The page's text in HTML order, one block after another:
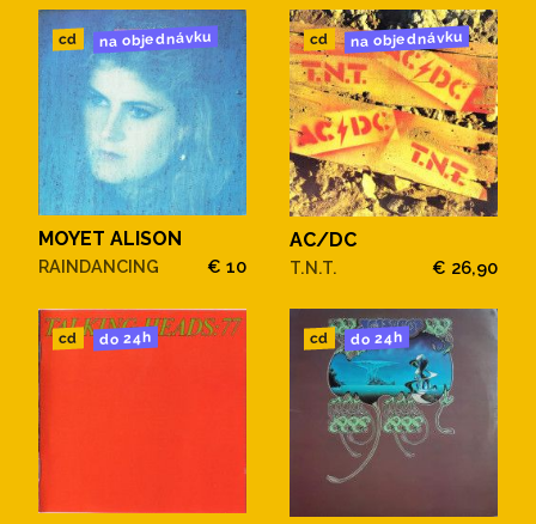
cd na objednávku
MOYET ALISON
RAINDANCING € 10
cd na objednávku
AC/DC
T.N.T. € 26,90
cd do 24h cd do 24h